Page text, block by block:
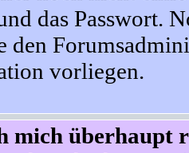
das Passwort.
den
vorliegen.
mich überhaupt